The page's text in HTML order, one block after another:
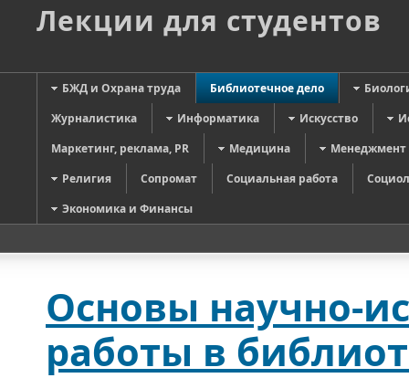
Лекции для студентов
БЖД и Охрана труда Библиотечное дело
Журналистика
Информатика Искусство
Маркетинг, реклама, PR
Медицина
Менеджмент
Религия
Сопромат Социальная работа
Экономика и Финансы
Основы научно-
работы в